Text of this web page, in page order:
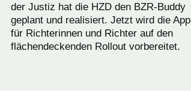
der Justiz hat die HZD den BZR-Buddy
geplant und realisiert. Jetzt wird die App
für Richterinnen und Richter auf den
flächendeckenden Rollout vorbereitet.